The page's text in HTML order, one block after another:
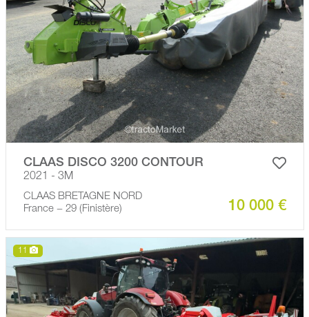
CLAAS DISCO 3200 CONTOUR
2021 - 3M
CLAAS BRETAGNE NORD
France − 29 (Finistère)
10 000 €
11